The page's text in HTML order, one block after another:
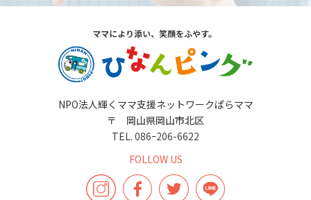
NPO法人輝くママ支援ネットワークぱらママ
〒 岡山県岡山市北区
TEL. 086ｰ206-6622
FOLLOW US